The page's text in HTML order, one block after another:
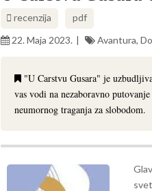
recenzija
pdf
22. Maja 2023.
Avantura,
"U Carstvu Gusara" je
vas vodi na nezaboravno
neumornog traganja za slobodom.